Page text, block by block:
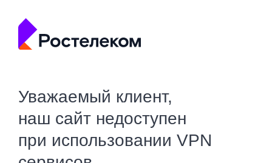
Уважаемый клиент,
наш сайт недоступен
при использовании VPN